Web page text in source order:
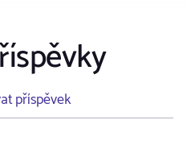
příspěvek